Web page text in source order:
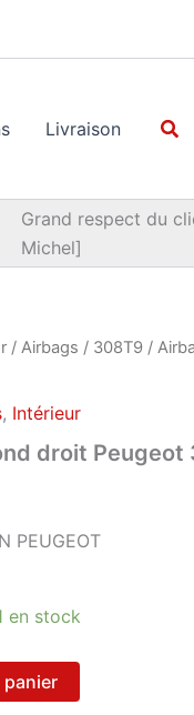
Livraison
Grand respect du
Michel]
/ Airbags / 308T9 /
, Intérieur
droit
PEUGEOT
en stock
panier